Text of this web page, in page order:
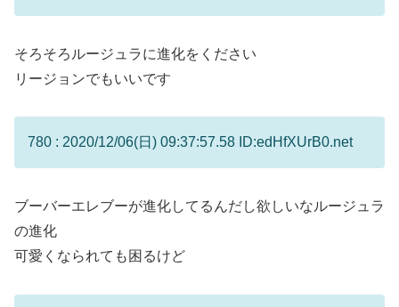
そろそろルージュラに進化をください
リージョンでもいいです
780 : 2020/12/06(日) 09:37:57.58 ID:edHfXUrB0.net
ブーバーエレブーが進化してるんだし欲しいなルージュラ
の進化
可愛くなられても困るけど